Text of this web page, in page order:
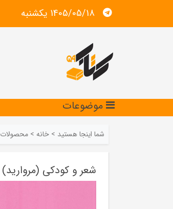
1405/05/18 يكشنبه
موضوعات
شما اینجا هستید > خانه > محصولات
شعر و کودکی (مروارید)